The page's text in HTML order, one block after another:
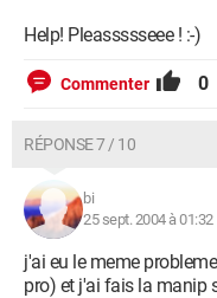
Help! Pleassssseee ! :-)
Commenter 0
RÉPONSE 7 / 10
bi
25 sept. 2004 à 01:32
j'ai eu le meme
pro) et j'ai fais la manip